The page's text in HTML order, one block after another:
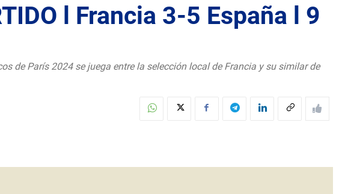
l Francia 3-5 España l 9
de París 2024 se juega entre la selección local de Francia y su similar de